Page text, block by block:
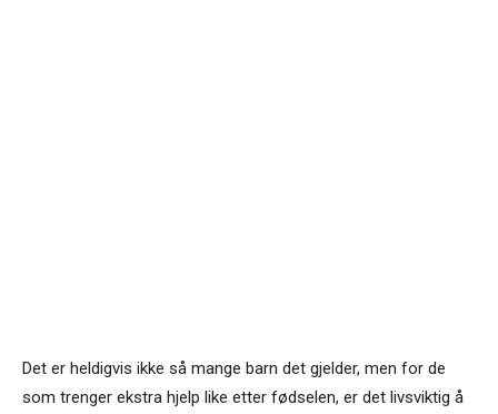
Det er heldigvis ikke så mange barn det gjelder, men for de
som trenger ekstra hjelp like etter fødselen, er det livsviktig å